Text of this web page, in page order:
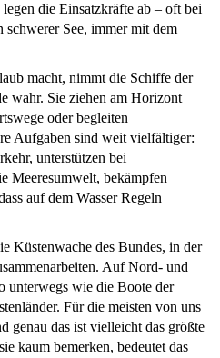
die Einsatzkräfte ab – oft bei
See, immer mit dem
macht, nimmt die Schiffe der
wahr. Sie ziehen am Horizont
oder begleiten
Aufgaben sind weit vielfältiger:
unterstützen bei
Meeresumwelt, bekämpfen
auf dem Wasser Regeln
Küstenwache des Bundes, in der
Auf Nord- und
unterwegs wie die Boote der
Für die meisten von uns
genau das ist vielleicht das größte
kaum bemerken, bedeutet das